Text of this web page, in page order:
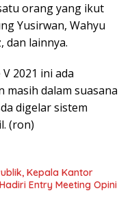
orang yang ikut
Yusirwan, Wahyu
dan lainnya.
2021 ini ada
masih dalam suasana
digelar sistem
(ron)
Kepala Kantor
Entry Meeting Opini